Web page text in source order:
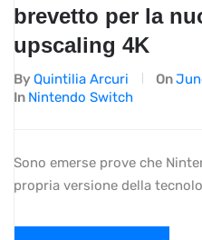
brevetto per la
upscaling 4K
By Quintilia Arcuri On
In Nintendo Switch
Sono emerse prove che
propria versione della